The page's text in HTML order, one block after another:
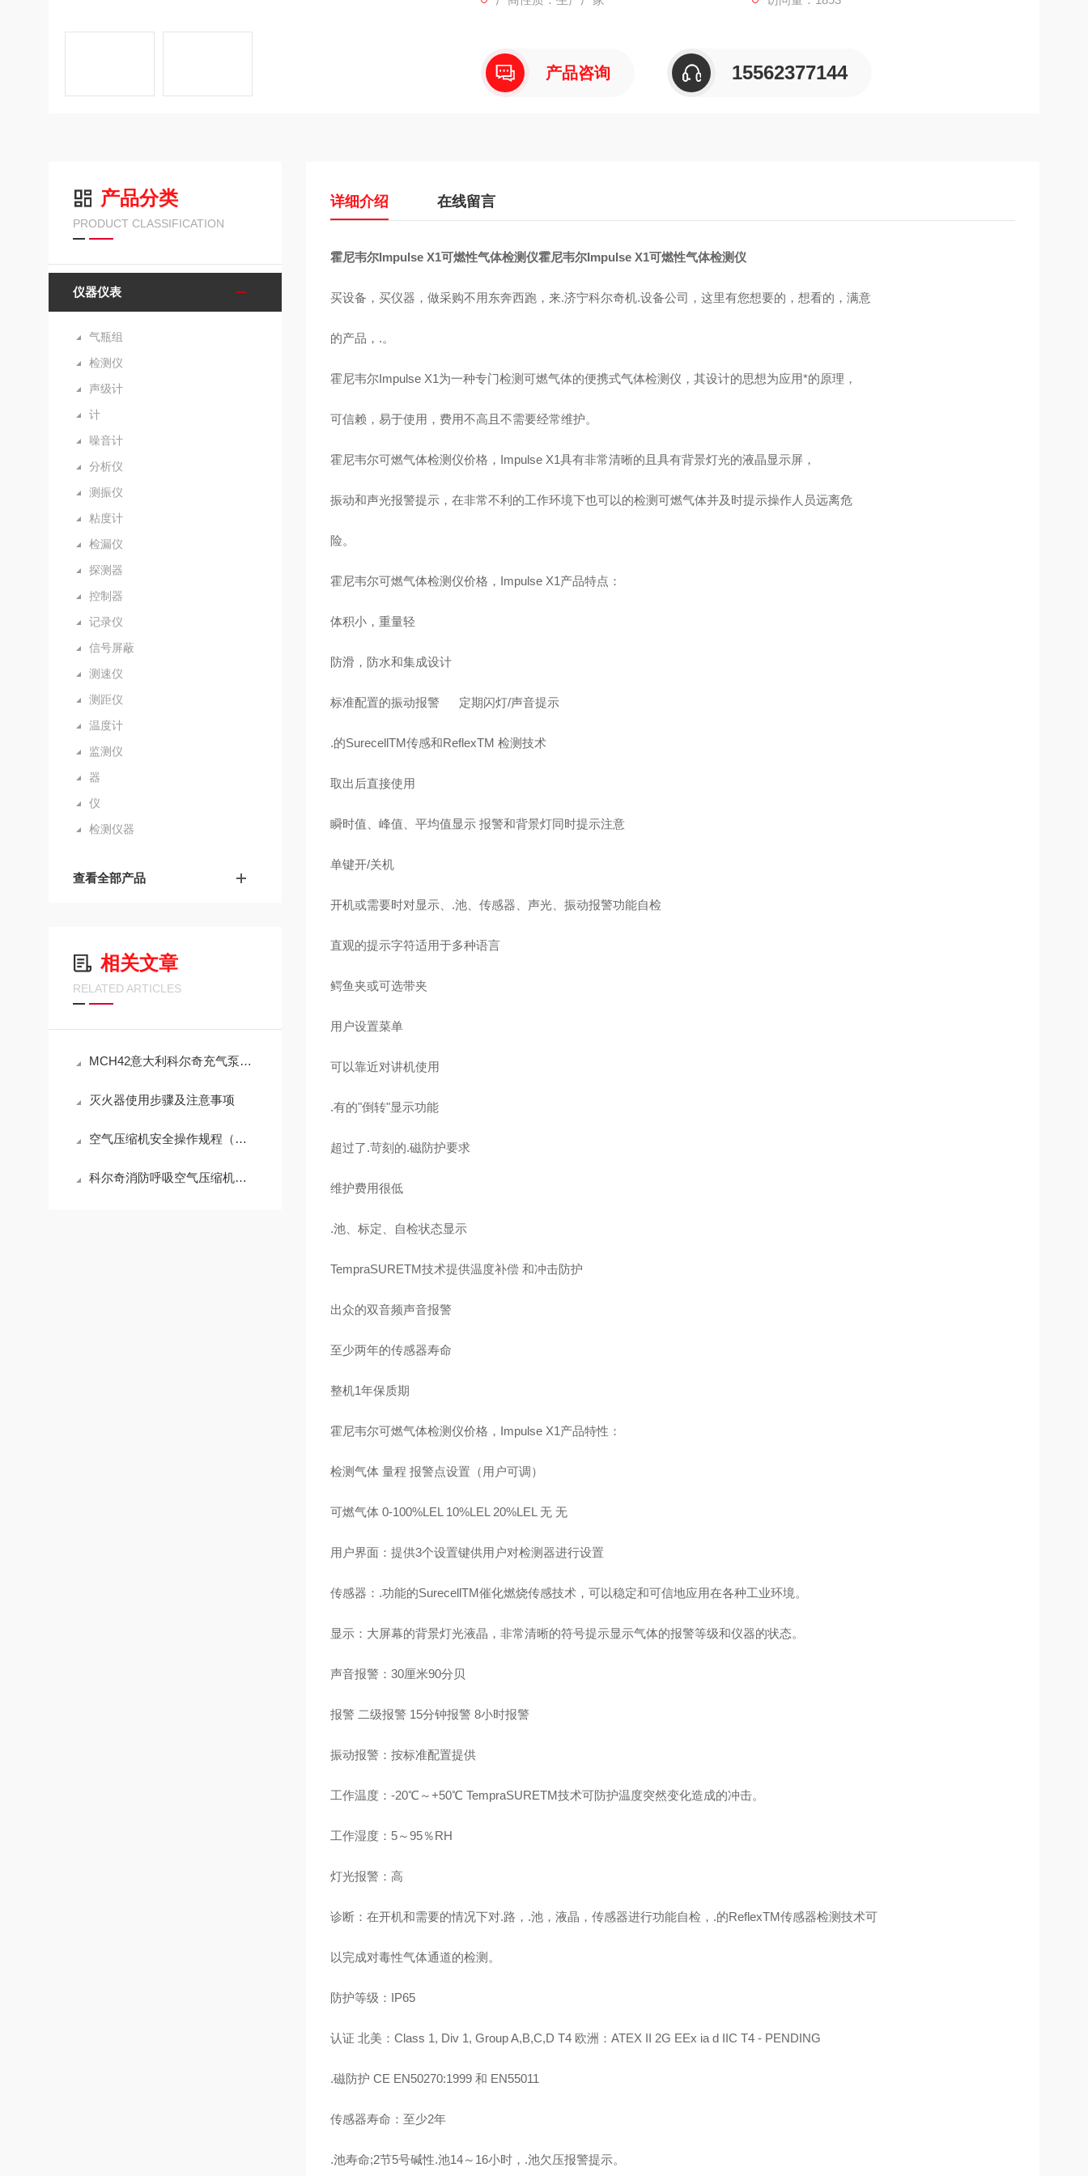
产品咨询 15562377144
产品分类
PRODUCT CLASSIFICATION
仪器仪表
气瓶组
检测仪
声级计
计
噪音计
分析仪
测振仪
粘度计
检漏仪
探测器
控制器
记录仪
信号屏蔽
测速仪
测距仪
温度计
监测仪
器
仪
检测仪器
查看全部产品
相关文章
RELATED ARTICLES
MCH42意大利科尔奇充气泵维修方法
灭火器使用步骤及注意事项
空气压缩机安全操作规程（一）
科尔奇消防呼吸空气压缩机MCH36/OPEN VM参数
详细介绍 在线留言
霍尼韦尔Impulse X1可燃性气体检测仪霍尼韦尔Impulse X1可燃性气体检测仪
买设备，买仪器，做采购不用东奔西跑，来.济宁科尔奇机.设备公司，这里有您想要的，想看的，满意
的产品，.。
霍尼韦尔Impulse X1为一种专门检测可燃气体的便携式气体检测仪，其设计的思想为应用*的原理，
可信赖，易于使用，费用不高且不需要经常维护。
霍尼韦尔可燃气体检测仪价格，Impulse X1具有非常清晰的且具有背景灯光的液晶显示屏，
振动和声光报警提示，在非常不利的工作环境下也可以的检测可燃气体并及时提示操作人员远离危
险。
霍尼韦尔可燃气体检测仪价格，Impulse X1产品特点：
体积小，重量轻
防滑，防水和集成设计
标准配置的振动报警 定期闪灯/声音提示
.的SurecellTM传感和ReflexTM 检测技术
取出后直接使用
瞬时值、峰值、平均值显示 报警和背景灯同时提示注意
单键开/关机
开机或需要时对显示、.池、传感器、声光、振动报警功能自检
直观的提示字符适用于多种语言
鳄鱼夹或可选带夹
用户设置菜单
可以靠近对讲机使用
.有的"倒转"显示功能
超过了.苛刻的.磁防护要求
维护费用很低
.池、标定、自检状态显示
TempraSURETM技术提供温度补偿 和冲击防护
出众的双音频声音报警
至少两年的传感器寿命
整机1年保质期
霍尼韦尔可燃气体检测仪价格，Impulse X1产品特性：
检测气体 量程 报警点设置（用户可调）
可燃气体 0-100%LEL 10%LEL 20%LEL 无 无
用户界面：提供3个设置键供用户对检测器进行设置
传感器：.功能的SurecellTM催化燃烧传感技术，可以稳定和可信地应用在各种工业环境。
显示：大屏幕的背景灯光液晶，非常清晰的符号提示显示气体的报警等级和仪器的状态。
声音报警：30厘米90分贝
报警 二级报警 15分钟报警 8小时报警
振动报警：按标准配置提供
工作温度：-20℃～+50℃ TempraSURETM技术可防护温度突然变化造成的冲击。
工作湿度：5～95％RH
灯光报警：高
诊断：在开机和需要的情况下对.路，.池，液晶，传感器进行功能自检，.的ReflexTM传感器检测技术可
以完成对毒性气体通道的检测。
防护等级：IP65
认证 北美：Class 1, Div 1, Group A,B,C,D T4 欧洲：ATEX II 2G EEx ia d IIC T4 - PENDING
.磁防护 CE EN50270:1999 和 EN55011
传感器寿命：至少2年
.池寿命;2节5号碱性.池14～16小时，.池欠压报警提示。